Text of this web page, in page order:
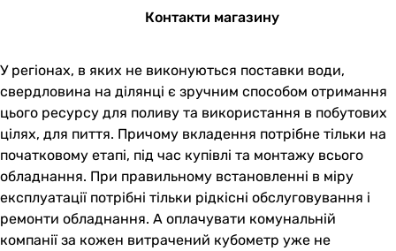
Контакти магазину
У регіонах, в яких не виконуються поставки води,
свердловина на ділянці є зручним способом отримання
цього ресурсу для поливу та використання в побутових
цілях, для пиття. Причому вкладення потрібне тільки на
початковому етапі, під час купівлі та монтажу всього
обладнання. При правильному встановленні в міру
експлуатації потрібні тільки рідкісні обслуговування і
ремонти обладнання. А оплачувати комунальній
компанії за кожен витрачений кубометр уже не